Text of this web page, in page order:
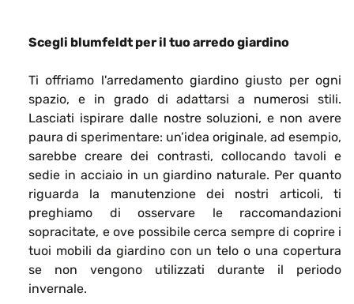
Scegli blumfeldt per il tuo arredo giardino
Ti offriamo l'arredamento giardino giusto per ogni
spazio, e in grado di adattarsi a numerosi stili.
Lasciati ispirare dalle nostre soluzioni, e non avere
paura di sperimentare: un’idea originale, ad esempio,
sarebbe creare dei contrasti, collocando tavoli e
sedie in acciaio in un giardino naturale. Per quanto
riguarda la manutenzione dei nostri articoli, ti
preghiamo di osservare le raccomandazioni
sopracitate, e ove possibile cerca sempre di coprire i
tuoi mobili da giardino con un telo o una copertura
se non vengono utilizzati durante il periodo
invernale.